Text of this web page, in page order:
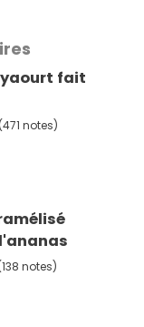
fait
(471 notes)
notes)